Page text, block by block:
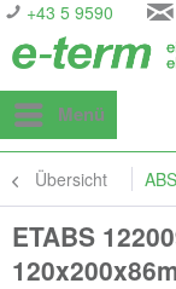
+43 5 9590
Menü
Übersicht
ETABS